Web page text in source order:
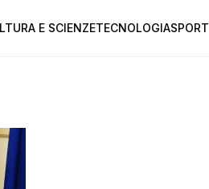
E SCIENZETECNOLOGIASPORT